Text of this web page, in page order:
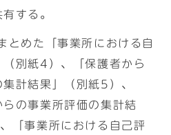
する。
とめた「事業所における自
（別紙4）、「保護者から
計結果」（別紙5）、
らの事業所評価の集計結
「事業所における自己評